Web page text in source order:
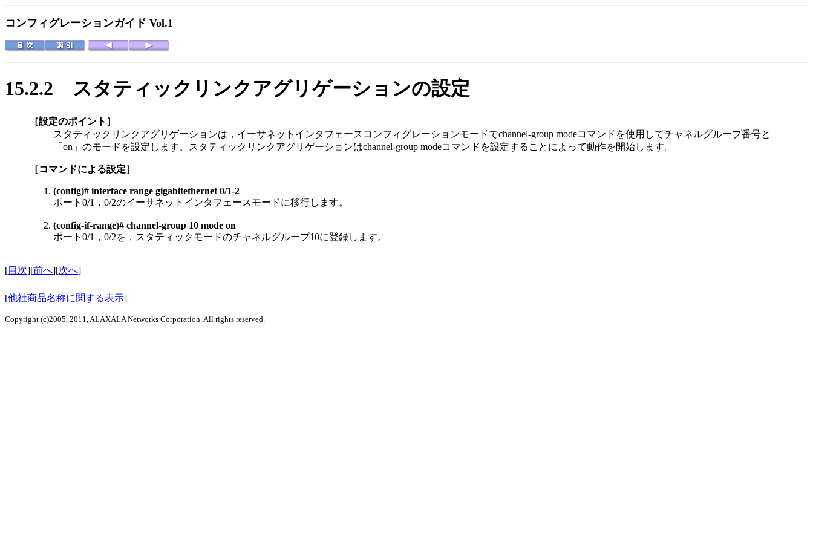
コンフィグレーションガイド Vol.1
15.2.2 スタティックリンクアグリゲーションの設定
［設定のポイント］
スタティックリンクアグリゲーションは，イーサネットインタフェースコンフィグレーションモードでchannel-group modeコマンドを使用してチャネルグループ番号と
「on」のモードを設定します。スタティックリンクアグリゲーションはchannel-group modeコマンドを設定することによって動作を開始します。
［コマンドによる設定］
(config)# interface range gigabitethernet 0/1-2
ポート0/1，0/2のイーサネットインタフェースモードに移行します。
(config-if-range)# channel-group 10 mode on
ポート0/1，0/2を，スタティックモードのチャネルグループ10に登録します。
[目次][前へ][次へ]
[他社商品名称に関する表示]
Copyright (c)2005, 2011, ALAXALA Networks Corporation. All rights reserved.